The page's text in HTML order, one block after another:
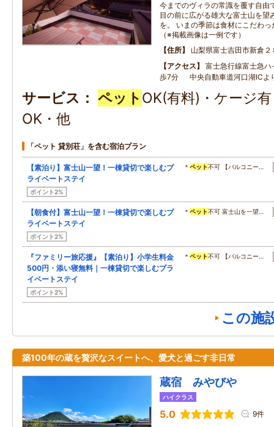
今までのヴィラの常識を覆す自由
目の前に広がる雄大な富士山を望
を。 いまの季節は食材にこだわ
（※掲載画像は一例です）
住所
山梨県富士吉田市新倉
アクセス
富士急行線富士急
歩7分 中央自動車道河口湖ICよ
サービス ペット OK(有料)・ケージ
OK・他
「ペット 貸別荘」を含む宿泊プラン
【素泊り】富士山一望！一棟貸切で楽しむプ
ライベートステイ
ポイント2%
＊ペット不可 【バルコニー…
【朝食付】富士山一望！一棟貸切で楽しむプ
ライベートステイ
ポイント2%
＊ペット不可 富士山を一望…
『ファミリー旅応援』【素泊り】小学生料金
500円・添い寝無料｜一棟貸切で楽しむプラ
イベートステイ
ポイント2%
＊ペット不可 【バルコニー…
この施
築100年の蔵を贅沢なスイートへ、愛犬と過ごす非日常
蔵宿 みやびや
ハイクラス
5.0 9件